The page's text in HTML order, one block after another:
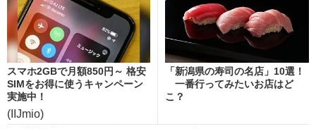
スマホ2GBで月額850円～ 格安
SIMをお得に使うキャンペーン
実施中！
(IIJmio)
「新潟県の寿司の名店」10選！
一番行ってみたいお店はど
こ？